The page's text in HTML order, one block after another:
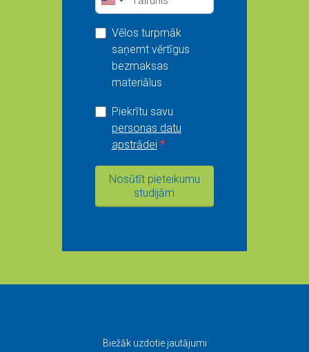
Vēlos turpmāk
saņemt vērtīgus
bezmaksas
materiālus
Piekrītu savu
personas datu
apstrādei *
Nosūtīt pieteikumu
studijām
Biežāk uzdotie jautājumi